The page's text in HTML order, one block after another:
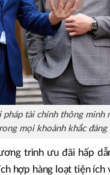
tài chính thông minh
mọi khoảnh khắc đáng
trình ưu đãi hấp
hợp hàng loạt tiện